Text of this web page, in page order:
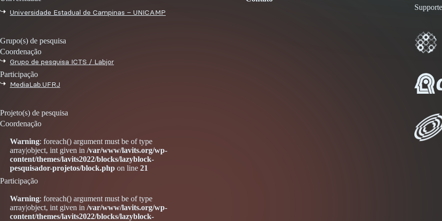
Universidade Estadual de Campinas – UNICAMP
Grupo(s) de pesquisa
Coordenação
Grupo de pesquisa ICTS / Labjor
Participação
MediaLab.UFRJ
Projeto(s) de pesquisa
Coordenação
Warning: foreach() argument must be of type
array|object, int given in /var/www/lavits.org/wp-
content/themes/lavits2022/blocks/lazyblock-
pesquisador-projetos/block.php on line 21
Participação
Warning: foreach() argument must be of type
array|object, int given in /var/www/lavits.org/wp-
content/themes/lavits2022/blocks/lazyblock-